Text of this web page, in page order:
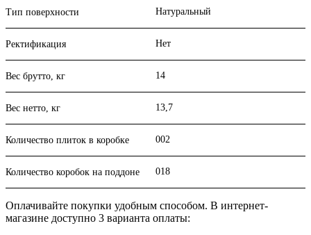
Тип поверхности Натуральный
Ректификация Нет
Вес брутто, кг 14
Вес нетто, кг 13,7
Количество плиток в коробке 002
Количество коробок на поддоне 018
Оплачивайте покупки удобным способом. В интернет-
магазине доступно 3 варианта оплаты: